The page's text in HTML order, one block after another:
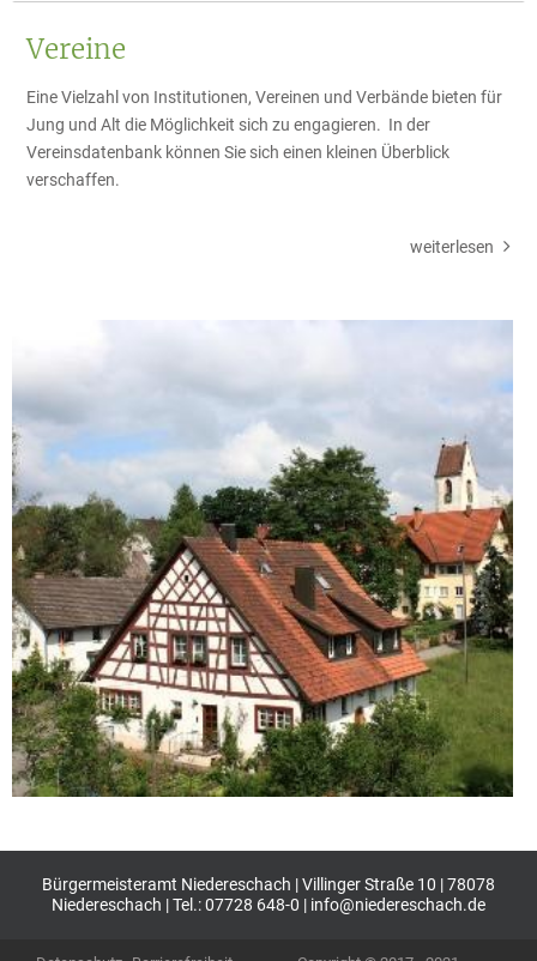
Vereine
Eine Vielzahl von Institutionen, Vereinen und Verbände bieten für
Jung und Alt die Möglichkeit sich zu engagieren. In der
Vereinsdatenbank können Sie sich einen kleinen Überblick
verschaffen.
weiterlesen
Bürgermeisteramt Niedereschach | Villinger Straße 10 | 78078
Niedereschach | Tel.: 07728 648-0 | info@niedereschach.de